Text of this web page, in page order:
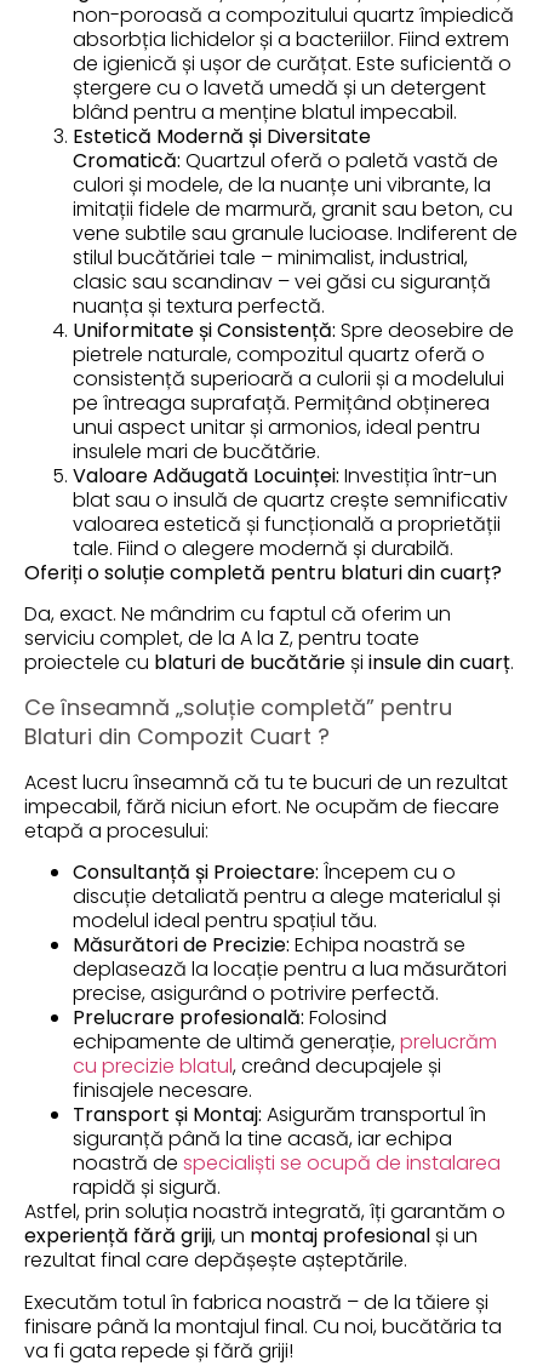
non-poroasă a compozitului quartz împiedică
absorbția lichidelor și a bacteriilor. Fiind extrem
de igienică și ușor de curățat. Este suficientă o
ștergere cu o lavetă umedă și un detergent
blând pentru a menține blatul impecabil.
Estetică Modernă și Diversitate
Cromatică: Quartzul oferă o paletă vastă de
culori și modele, de la nuanțe uni vibrante, la
imitații fidele de marmură, granit sau beton, cu
vene subtile sau granule lucioase. Indiferent de
stilul bucătăriei tale – minimalist, industrial,
clasic sau scandinav – vei găsi cu siguranță
nuanța și textura perfectă.
Uniformitate și Consistență: Spre deosebire de
pietrele naturale, compozitul quartz oferă o
consistență superioară a culorii și a modelului
pe întreaga suprafață. Permițând obținerea
unui aspect unitar și armonios, ideal pentru
insulele mari de bucătărie.
Valoare Adăugată Locuinței: Investiția într-un
blat sau o insulă de quartz crește semnificativ
valoarea estetică și funcțională a proprietății
tale. Fiind o alegere modernă și durabilă.
Oferiți o soluție completă pentru blaturi din cuarț?
Da, exact. Ne mândrim cu faptul că oferim un
serviciu complet, de la A la Z, pentru toate
proiectele cu blaturi de bucătărie și insule din cuarț.
Ce înseamnă „soluție completă” pentru
Blaturi din Compozit Cuart ?
Acest lucru înseamnă că tu te bucuri de un rezultat
impecabil, fără niciun efort. Ne ocupăm de fiecare
etapă a procesului:
Consultanță și Proiectare: Începem cu o
discuție detaliată pentru a alege materialul și
modelul ideal pentru spațiul tău.
Măsurători de Precizie: Echipa noastră se
deplasează la locație pentru a lua măsurători
precise, asigurând o potrivire perfectă.
Prelucrare profesională: Folosind
echipamente de ultimă generație,prelucrăm
cu precizie blatul, creând decupajele și
finisajele necesare.
Transport și Montaj: Asigurăm transportul în
siguranță până la tine acasă, iar echipa
noastră de specialiști se ocupă de instalarea
rapidă și sigură.
Astfel, prin soluția noastră integrată, îți garantăm o
experiență fără griji, un montaj profesional și un
rezultat final care depășește așteptările.
Executăm totul în fabrica noastră – de la tăiere și
finisare până la montajul final. Cu noi, bucătăria ta
va fi gata repede și fără griji!